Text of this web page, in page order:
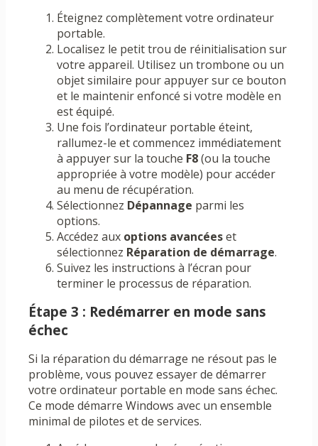
Éteignez complètement votre ordinateur
portable.
Localisez le petit trou de réinitialisation sur
votre appareil. Utilisez un trombone ou un
objet similaire pour appuyer sur ce bouton
et le maintenir enfoncé si votre modèle en
est équipé.
Une fois l’ordinateur portable éteint,
rallumez-le et commencez immédiatement
à appuyer sur la touche F8(ou la touche
appropriée à votre modèle) pour accéder
au menu de récupération.
Sélectionnez Dépannage parmi les
options.
Accédez aux options avancéeset
sélectionnez Réparation de démarrage.
Suivez les instructions à l’écran pour
terminer le processus de réparation.
Étape 3 : Redémarrer en mode sans
échec
Si la réparation du démarrage ne résout pas le
problème, vous pouvez essayer de démarrer
votre ordinateur portable en mode sans échec.
Ce mode démarre Windows avec un ensemble
minimal de pilotes et de services.